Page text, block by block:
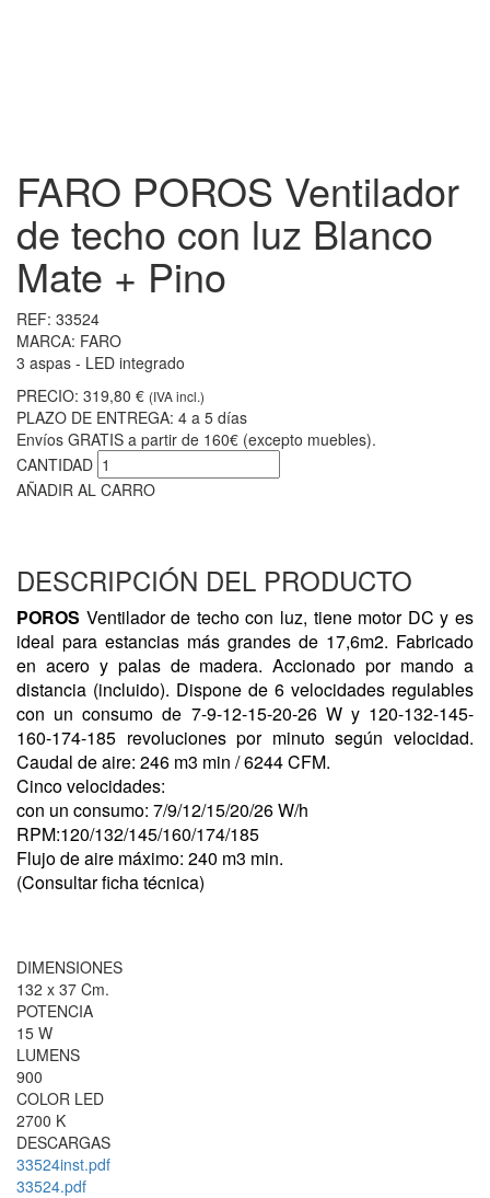
FARO POROS Ventilador
de techo con luz Blanco
Mate + Pino
REF: 33524
MARCA: FARO
3 aspas - LED integrado
PRECIO: 319,80 € (IVA incl.)
PLAZO DE ENTREGA: 4 a 5 días
Envíos GRATIS a partir de 160€ (excepto muebles).
CANTIDAD
AÑADIR AL CARRO
DESCRIPCIÓN DEL PRODUCTO
POROS Ventilador de techo con luz, tiene motor DC y es
ideal para estancias más grandes de 17,6m2. Fabricado
en acero y palas de madera. Accionado por mando a
distancia (incluido). Dispone de 6 velocidades regulables
con un consumo de 7-9-12-15-20-26 W y 120-132-145-
160-174-185 revoluciones por minuto según velocidad.
Caudal de aire: 246 m3 min / 6244 CFM.
Cinco velocidades:
con un consumo: 7/9/12/15/20/26 W/h
RPM:120/132/145/160/174/185
Flujo de aire máximo: 240 m3 min.
(Consultar ficha técnica)
DIMENSIONES
132 x 37 Cm.
POTENCIA
15 W
LUMENS
900
COLOR LED
2700 K
DESCARGAS
33524inst.pdf
33524.pdf